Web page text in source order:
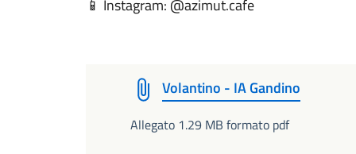
📱 Instagram: @azimut.cafe
Volantino - IA Gandino
Allegato 1.29 MB formato pdf